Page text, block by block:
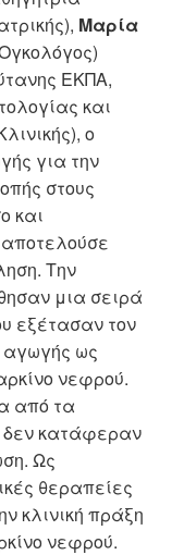
Μαρία
ΕΚΠΑ,
και
ο
για την
στους
και
Την
μια σειρά
εξέτασαν τον
αγωγής ως
νεφρού.
από τα
δεν κατάφεραν
Ως
θεραπείες
κλινική πράξη
νεφρού.